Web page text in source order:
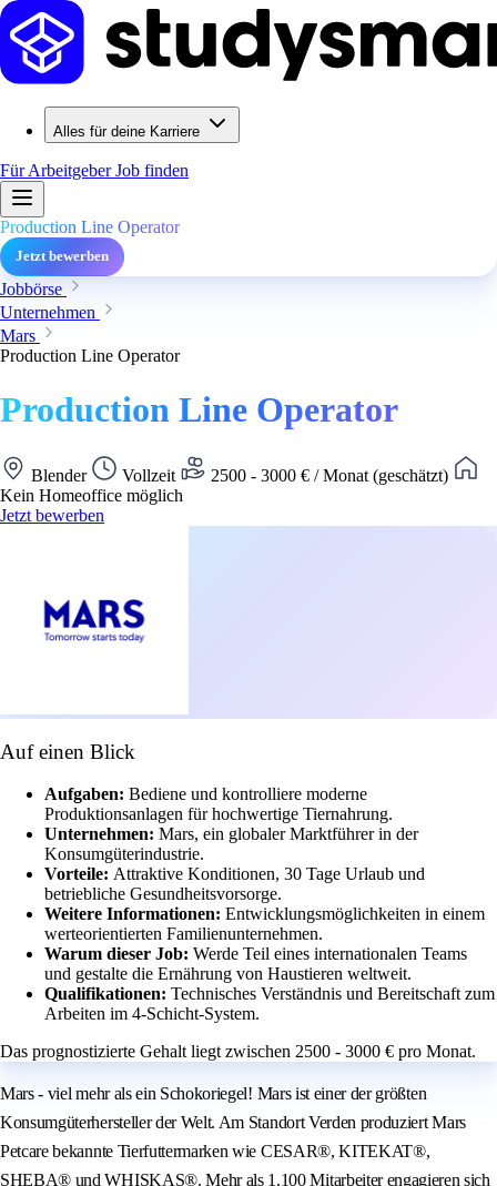
Alles für deine Karriere
Für ArbeitgeberJob finden
Production Line Operator
Jetzt bewerben
Jobbörse
Unternehmen
Mars
Production Line Operator
Production Line Operator
Blender Vollzeit
2500 - 3000 € / Monat (geschätzt)
Kein Homeoffice möglich
Jetzt bewerben
Auf einen Blick
Aufgaben: Bediene und kontrolliere moderne
Produktionsanlagen für hochwertige Tiernahrung.
Unternehmen: Mars, ein globaler Marktführer in der
Konsumgüterindustrie.
Vorteile: Attraktive Konditionen, 30 Tage Urlaub und
betriebliche Gesundheitsvorsorge.
Weitere Informationen: Entwicklungsmöglichkeiten in einem
werteorientierten Familienunternehmen.
Warum dieser Job: Werde Teil eines internationalen Teams
und gestalte die Ernährung von Haustieren weltweit.
Qualifikationen: Technisches Verständnis und Bereitschaft zum
Arbeiten im 4-Schicht-System.
Das prognostizierte Gehalt liegt zwischen 2500 - 3000 € pro Monat.
Mars - viel mehr als ein Schokoriegel! Mars ist einer der größten
Konsumgüterhersteller der Welt. Am Standort Verden produziert Mars
Petcare bekannte Tierfuttermarken wie CESAR®, KITEKAT®,
SHEBA® und WHISKAS®. Mehr als 1.100 Mitarbeiter engagieren sich